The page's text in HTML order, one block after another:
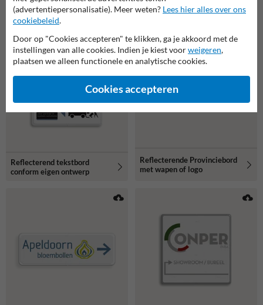
Rechthoekig routebord met
Full-color opdruk, pijl en logo
Rechthoekige informatiebord
met uw ontwerp of logo
Reflecterend tekstbord
conform eigen ontwerp
Reflecterende Provinciebord
met wapen of logo
(advertentiepersonalisatie). Meer weten? Lees hier alles over ons
cookiebeleid.
Door op "Cookies accepteren" te klikken, ga je akkoord met de
instellingen van alle cookies. Indien je kiest voorweigeren,
plaatsen we alleen functionele en analytische cookies.
Cookies accepteren